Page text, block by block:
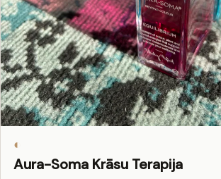
◐
Aura-Soma Krāsu Terapija